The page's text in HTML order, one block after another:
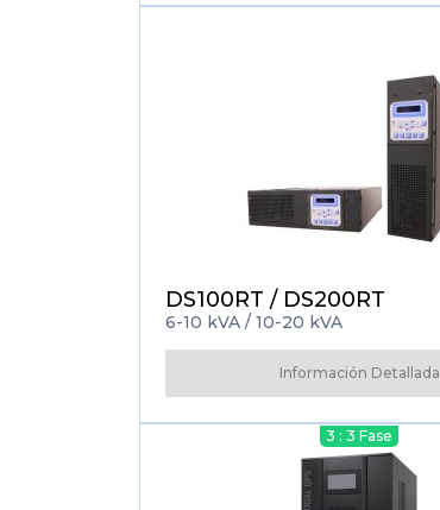
DS100RT / DS200RT
6-10 kVA / 10-20 kVA
Información Detallada
3 : 3 Fase